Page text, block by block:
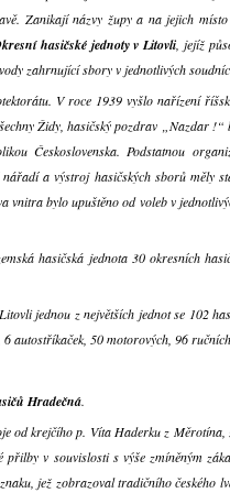
Zanikají názvy župy a na jejich
hasičské jednoty v Litovli , jejíž
zahrnující sbory v jednotlivých
V roce 1939 vyšlo nařízení
Židy, hasičský pozdrav „Nazdar
Československa. Podstatnou
a výstroj hasičských sborů měly
vnitra bylo upuštěno od voleb v
hasičská jednota 30 okresních
jednou z největších jednot se 102
autostříkaček, 50 motorových, 96
Hradečná.
od krejčího p. Víta Haderku z
v souvislosti s výše zmíněným
jež zobrazoval tradičního českého